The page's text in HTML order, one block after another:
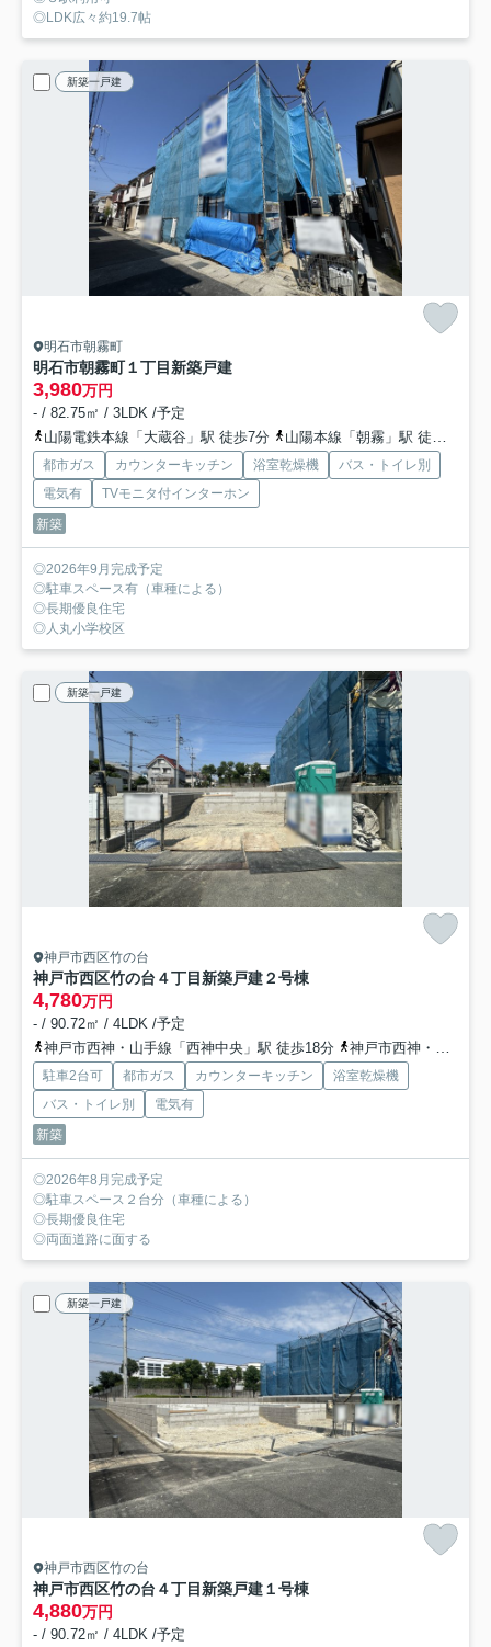
◎LDK広々約19.7帖
新築一戸建
明石市朝霧町
明石市朝霧町１丁目新築戸建
3,980万円
- / 82.75㎡ / 3LDK /予定
山陽電鉄本線「大蔵谷」駅 徒歩7分
山陽本線「朝霧」駅 徒歩10分
都市ガス カウンターキッチン 浴室乾燥機
バス・トイレ別
電気有
TVモニタ付インターホン
新築
◎2026年9月完成予定
◎駐車スペース有（車種による）
◎長期優良住宅
◎人丸小学校区
新築一戸建
神戸市西区竹の台
神戸市西区竹の台４丁目新築戸建２号棟
4,780万円
- / 90.72㎡ / 4LDK /予定
神戸市西神・山手線「西神中央」駅 徒歩18分
神戸市西神・山手線「西神中央」駅 バス7分 「美賀多台３丁目」 停歩3分
駐車2台可 都市ガス カウンターキッチン
浴室乾燥機
バス・トイレ別
電気有
新築
◎2026年8月完成予定
◎駐車スペース２台分（車種による）
◎長期優良住宅
◎両面道路に面する
新築一戸建
神戸市西区竹の台
神戸市西区竹の台４丁目新築戸建１号棟
4,880万円
- / 90.72㎡ / 4LDK /予定